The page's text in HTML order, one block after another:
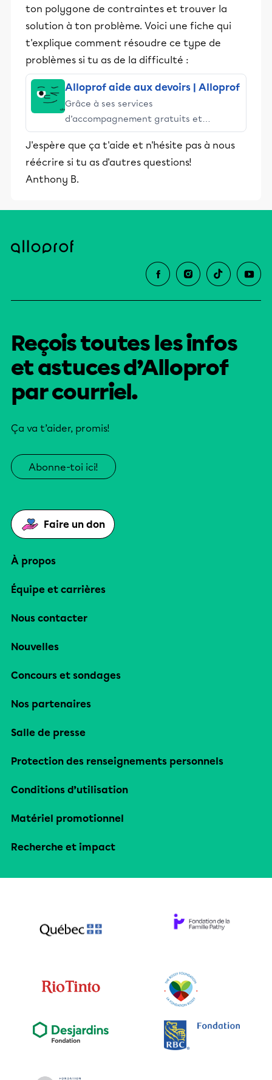
ton polygone de contraintes et trouver la
solution à ton problème. Voici une fiche qui
t'explique comment résoudre ce type de
problèmes si tu as de la difficulté :
Alloprof aide aux devoirs | Alloprof
Grâce à ses services
d’accompagnement gratuits et
stimulants, Alloprof engage les élèves
et leurs parents dans la réussite
éducative.
J'espère que ça t'aide et n'hésite pas à nous
réécrire si tu as d'autres questions!
Anthony B.
Reçois toutes les infos
et astuces d’Alloprof
par courriel.
Ça va t’aider, promis!
Abonne-toi ici!
Faire un don
À propos
Équipe et carrières
Nous contacter
Nouvelles
Concours et sondages
Nos partenaires
Salle de presse
Protection des renseignements personnels
Conditions d’utilisation
Matériel promotionnel
Recherche et impact